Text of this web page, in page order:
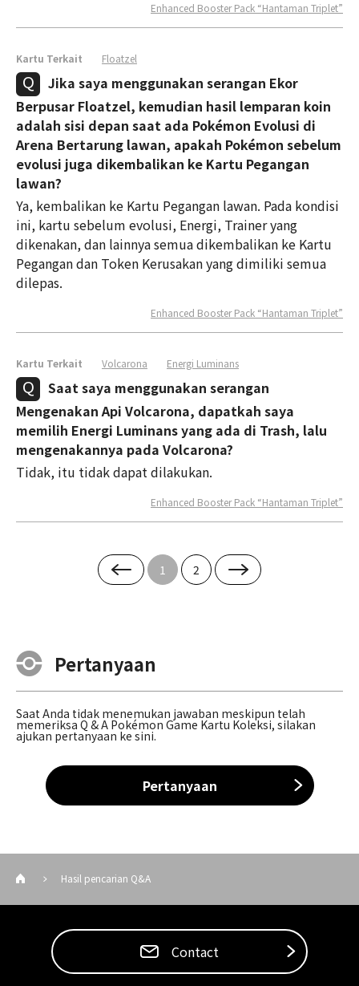
Enhanced Booster Pack “Hantaman Triplet”
Kartu Terkait Floatzel
Jika saya menggunakan serangan Ekor
Berpusar Floatzel, kemudian hasil lemparan koin
adalah sisi depan saat ada Pokémon Evolusi di
Arena Bertarung lawan, apakah Pokémon sebelum
evolusi juga dikembalikan ke Kartu Pegangan
lawan?
Ya, kembalikan ke Kartu Pegangan lawan. Pada kondisi
ini, kartu sebelum evolusi, Energi, Trainer yang
dikenakan, dan lainnya semua dikembalikan ke Kartu
Pegangan dan Token Kerusakan yang dimiliki semua
dilepas.
Enhanced Booster Pack “Hantaman Triplet”
Kartu Terkait Volcarona Energi Luminans
Saat saya menggunakan serangan
Mengenakan Api Volcarona, dapatkah saya
memilih Energi Luminans yang ada di Trash, lalu
mengenakannya pada Volcarona?
Tidak, itu tidak dapat dilakukan.
Enhanced Booster Pack “Hantaman Triplet”
1 2
Pertanyaan
Saat Anda tidak menemukan jawaban meskipun telah
memeriksa Q & A Pokémon Game Kartu Koleksi, silakan
ajukan pertanyaan ke sini.
Pertanyaan
Hasil pencarian Q&A
Contact